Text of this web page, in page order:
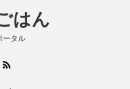
はん
ータル
Instagram